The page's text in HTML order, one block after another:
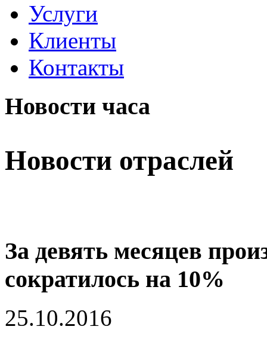
Услуги
Клиенты
Контакты
Новости часа
Новости отраслей
За девять месяцев
сократилось на 10%
25.10.2016